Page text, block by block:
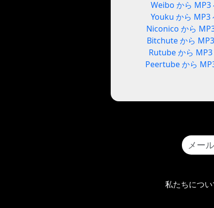
Weibo から MP3
Youku から MP3
Niconico から
Bitchute から
Rutube から
Peertube から
私たちについ